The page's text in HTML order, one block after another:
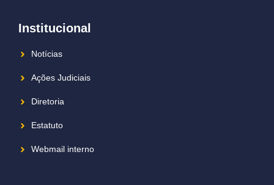
Institucional
Notícias
Ações Judiciais
Diretoria
Estatuto
Webmail interno